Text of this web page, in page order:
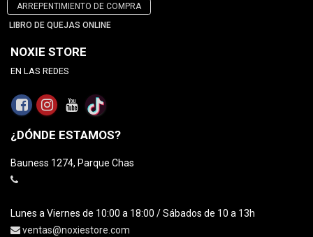
ARREPENTIMIENTO DE COMPRA
LIBRO DE QUEJAS ONLINE
NOXIE STORE
EN LAS REDES
¿DÓNDE ESTAMOS?
Bauness 1274, Parque Chas
Lunes a Viernes de 10:00 a 18:00 / Sábados de 10 a 13h
ventas@noxiestore.com